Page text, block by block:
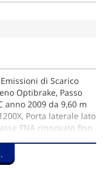
di Scarico
Optibrake, Passo
anno 2009 da 9,60 m
Porta laterale lato
FNA rinnovato fino
fattura a 647.905